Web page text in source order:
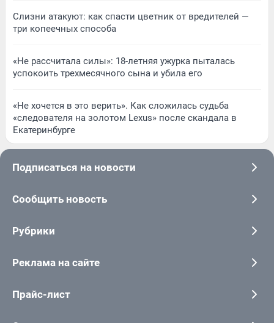
Слизни атакуют: как спасти цветник от вредителей —
три копеечных способа
«Не рассчитала силы»: 18-летняя ужурка пыталась
успокоить трехмесячного сына и убила его
«Не хочется в это верить». Как сложилась судьба
«следователя на золотом Lexus» после скандала в
Екатеринбурге
Подписаться на новости
Сообщить новость
Рубрики
Реклама на сайте
Прайс-лист